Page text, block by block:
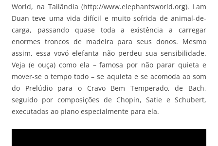
World, na Tailândia (http://www.elephantsworld.org). Lam
Duan teve uma vida difícil e muito sofrida de animal-de-
carga, passando quase toda a existência a carregar
enormes troncos de madeira para seus donos. Mesmo
assim, essa vovó elefanta não perdeu sua sensibilidade.
Veja (e ouça) como ela – famosa por não parar quieta e
mover-se o tempo todo – se aquieta e se acomoda ao som
do Prelúdio para o Cravo Bem Temperado, de Bach,
seguido por composições de Chopin, Satie e Schubert,
executadas ao piano especialmente para ela.